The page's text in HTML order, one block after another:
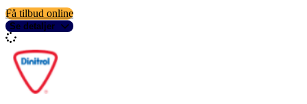
Få tilbud online
Se detaljer